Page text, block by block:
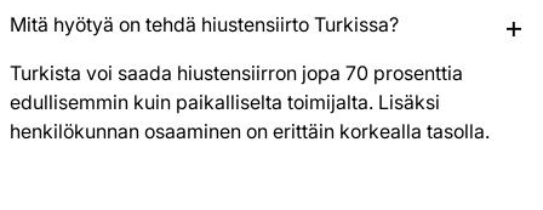
Mitä hyötyä on tehdä hiustensiirto Turkissa?
Turkista voi saada hiustensiirron jopa 70 prosenttia
edullisemmin kuin paikalliselta toimijalta. Lisäksi
henkilökunnan osaaminen on erittäin korkealla tasolla.